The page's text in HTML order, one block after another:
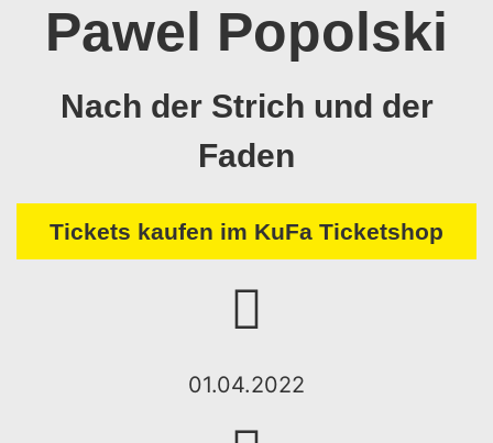
Pawel Popolski
Nach der Strich und der
Faden
Tickets kaufen im KuFa Ticketshop
01.04.2022